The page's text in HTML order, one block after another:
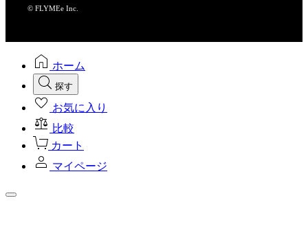
© FLYMEe Inc.
ホーム
探す
お気に入り
比較
カート
マイページ